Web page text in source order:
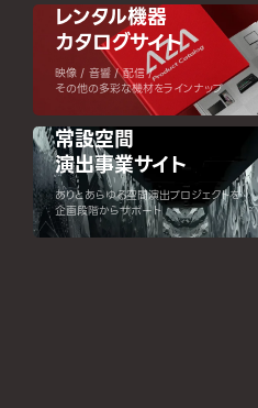
レンタル機器
カタログサイト
映像 / 音響 / 配信 /
その他の多彩な機材をラインナップ
常設空間
演出事業サイト
ありとあらゆる空間演出プロジェクトを
企画段階からサポート